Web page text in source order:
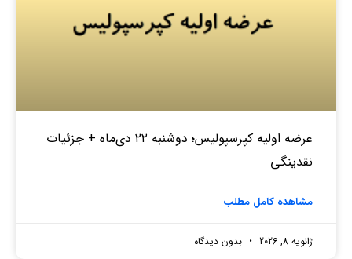
عرضه اولیه کپرسپولیس؛ دوشنبه ۲۲ دی‌ماه + جزئیات
نقدینگی
مشاهده کامل مطلب
ژانویه 8, 2026 بدون دیدگاه